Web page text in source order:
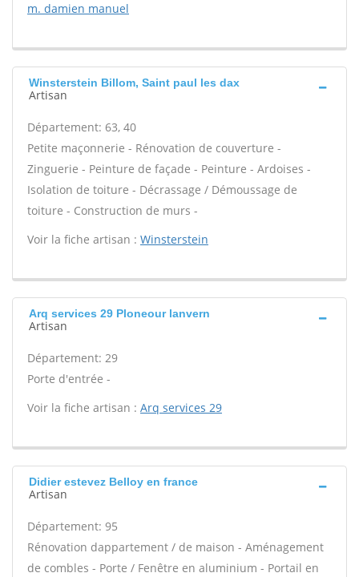
m. damien manuel
Winsterstein Billom, Saint paul les dax
Artisan
Département: 63, 40
Petite maçonnerie - Rénovation de couverture -
Zinguerie - Peinture de façade - Peinture - Ardoises -
Isolation de toiture - Décrassage / Démoussage de
toiture - Construction de murs -
Voir la fiche artisan : Winsterstein
Arq services 29 Ploneour lanvern
Artisan
Département: 29
Porte d'entrée -
Voir la fiche artisan : Arq services 29
Didier estevez Belloy en france
Artisan
Département: 95
Rénovation dappartement / de maison - Aménagement
de combles - Porte / Fenêtre en aluminium - Portail en